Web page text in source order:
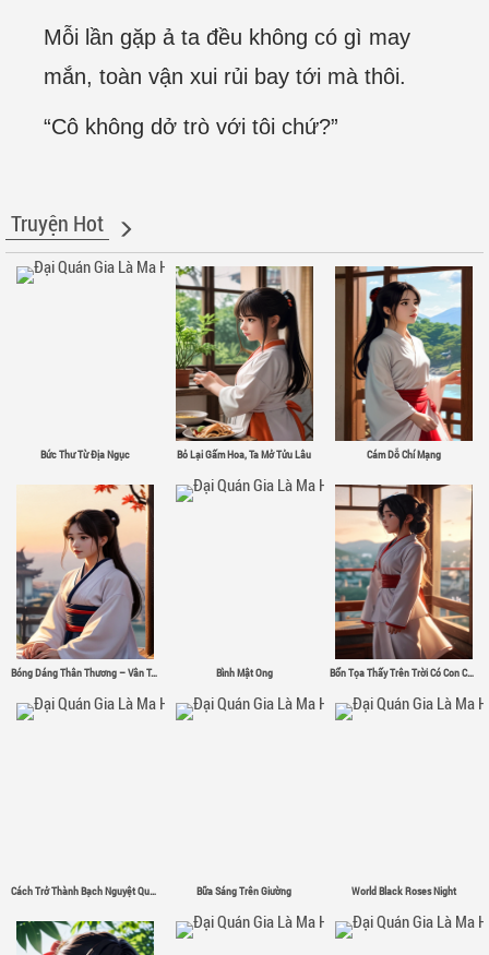
Mỗi lần gặp ả ta đều không có gì may
mắn, toàn vận xui rủi bay tới mà thôi.
“Cô không dở trò với tôi chứ?”
Truyện Hot
Bức Thư Từ Địa Ngục Bỏ Lại Gấm Hoa, Ta Mở Tửu Lâu Cám Dỗ Chí Mạng
Bóng Dáng Thân Thương – Vân Tân Bình Mật Ong Bổn Tọa Thấy Trên Trời Có Con Chim Sắt Σ( ゜- ゜)
Cách Trở Thành Bạch Nguyệt Quang Bữa Sáng Trên Giường World Black Roses Night